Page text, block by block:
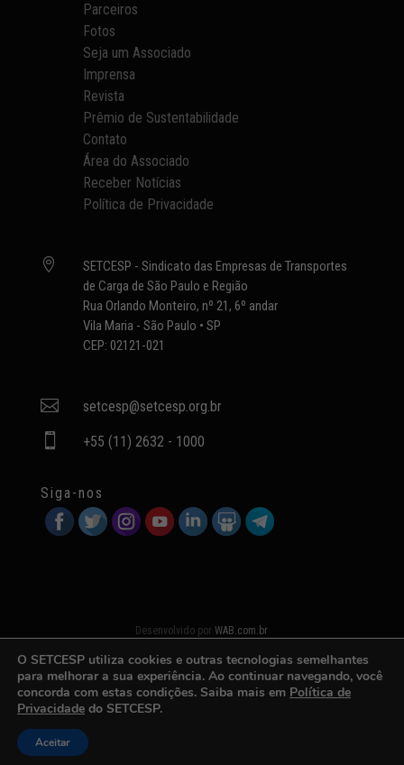
Parceiros
Fotos
Seja um Associado
Imprensa
Revista
Prêmio de Sustentabilidade
Contato
Área do Associado
Receber Notícias
Política de Privacidade

SETCESP - Sindicato das Empresas de Transportes
de Carga de São Paulo e Região
Rua Orlando Monteiro, nº 21, 6º andar
Vila Maria - São Paulo • SP
CEP: 02121-021
 setcesp@setcesp.org.br
 +55 (11) 2632 - 1000
Siga-nos
Desenvolvido porWAB.com.br
O SETCESP utiliza cookies e outras tecnologias semelhantes
para melhorar a sua experiência. Ao continuar navegando, você
concorda com estas condições. Saiba mais em Política de
Privacidade do SETCESP.
Aceitar